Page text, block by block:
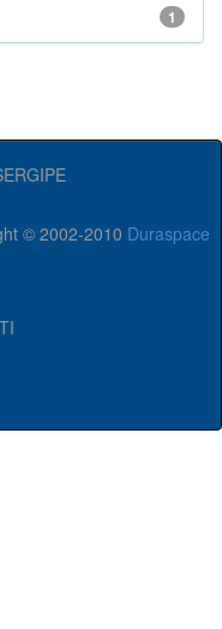
1
© 2002-2010 Duraspace